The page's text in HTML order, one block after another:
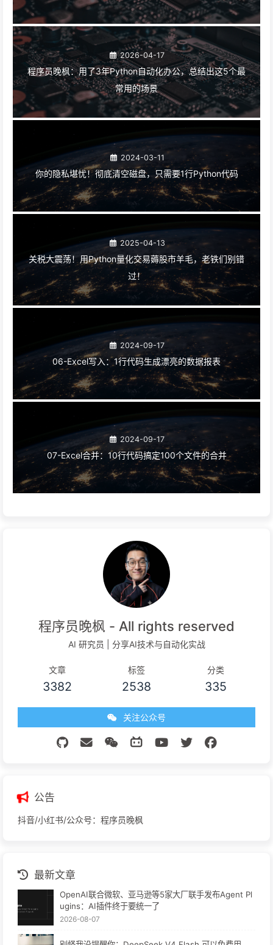
2026-04-17
程序员晚枫：用了3年Python自动化办公，总结出这5个最
常用的场景
2024-03-11
你的隐私堪忧！彻底清空磁盘，只需要1行Python代码
2025-04-13
关税大震荡！用Python量化交易薅股市羊毛，老铁们别错
过！
2024-09-17
06-Excel写入：1行代码生成漂亮的数据报表
2024-09-17
07-Excel合并：10行代码搞定100个文件的合并
程序员晚枫 - All rights reserved
AI 研究员 | 分享AI技术与自动化实战
文章
3382
标签
2538
分类
335
关注公众号
公告
抖音/小红书/公众号：程序员晚枫
最新文章
OpenAI联合微软、亚马逊等5家大厂联手发布Agent Pl
ugins：AI插件终于要统一了
2026-08-07